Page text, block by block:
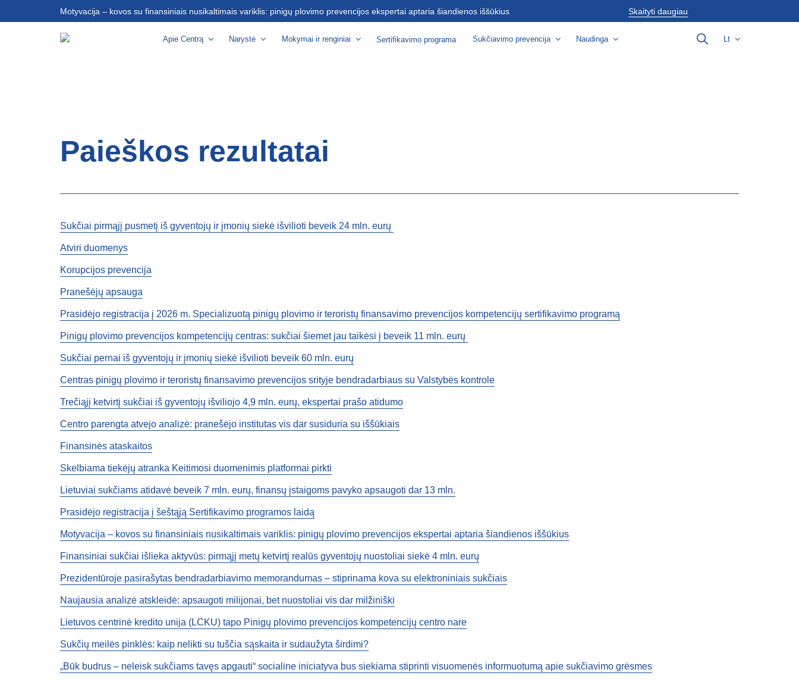
Motyvacija – kovos su finansiniais nusikaltimais variklis: pinigų plovimo prevencijos ekspertai aptaria šiandienos iššūkius Skaityti daugiau
Apie Centrą Narystė Mokymai ir renginiai Sertifikavimo programa Sukčiavimo prevencija Naudinga Lt
Paieškos rezultatai
Sukčiai pirmąjį pusmetį iš gyventojų ir įmonių siekė išvilioti beveik 24 mln. eurų
Atviri duomenys
Korupcijos prevencija
Pranešėjų apsauga
Prasidėjo registracija į 2026 m. Specializuotą pinigų plovimo ir teroristų finansavimo prevencijos kompetencijų sertifikavimo programą
Pinigų plovimo prevencijos kompetencijų centras: sukčiai šiemet jau taikėsi į beveik 11 mln. eurų
Sukčiai pernai iš gyventojų ir įmonių siekė išvilioti beveik 60 mln. eurų
Centras pinigų plovimo ir teroristų finansavimo prevencijos srityje bendradarbiaus su Valstybės kontrole
Trečiąjį ketvirtį sukčiai iš gyventojų išviliojo 4,9 mln. eurų, ekspertai prašo atidumo
Centro parengta atvejo analizė: pranešėjo institutas vis dar susiduria su iššūkiais
Finansinės ataskaitos
Skelbiama tiekėjų atranka Keitimosi duomenimis platformai pirkti
Lietuviai sukčiams atidavė beveik 7 mln. eurų, finansų įstaigoms pavyko apsaugoti dar 13 mln.
Prasidėjo registracija į šeštąją Sertifikavimo programos laidą
Motyvacija – kovos su finansiniais nusikaltimais variklis: pinigų plovimo prevencijos ekspertai aptaria šiandienos iššūkius
Finansiniai sukčiai išlieka aktyvūs: pirmąjį metų ketvirtį realūs gyventojų nuostoliai siekė 4 mln. eurų
Prezidentūroje pasirašytas bendradarbiavimo memorandumas – stiprinama kova su elektroniniais sukčiais
Naujausia analizė atskleidė: apsaugoti milijonai, bet nuostoliai vis dar milžiniški
Lietuvos centrinė kredito unija (LCKU) tapo Pinigų plovimo prevencijos kompetencijų centro nare
Sukčių meilės pinklės: kaip nelikti su tuščia sąskaita ir sudaužyta širdimi?
„Būk budrus – neleisk sukčiams tavęs apgauti“ socialine iniciatyva bus siekiama stiprinti visuomenės informuotumą apie sukčiavimo grėsmes